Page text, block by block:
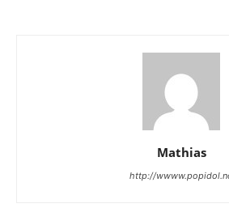
Mathias
http://